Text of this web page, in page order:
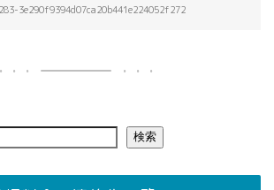
3e290f9394d07ca20b441e224052f272
検索